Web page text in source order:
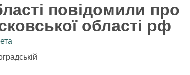
повідомили про
області рф